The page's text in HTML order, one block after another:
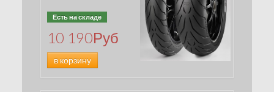
Есть на складе
10 190Руб
в корзину